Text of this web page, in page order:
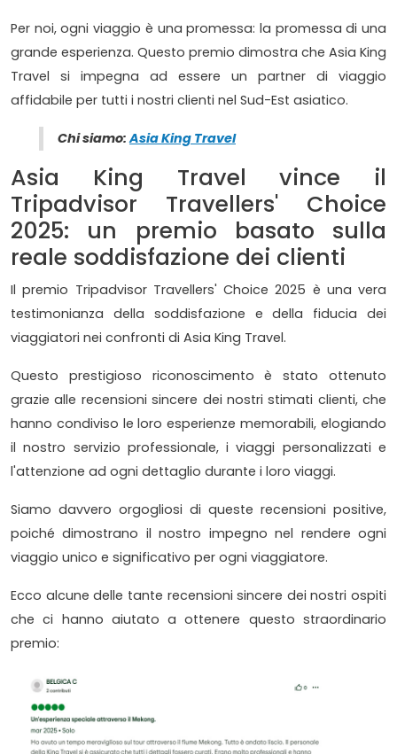
Per noi, ogni viaggio è una promessa: la promessa di una
grande esperienza. Questo premio dimostra che Asia King
Travel si impegna ad essere un partner di viaggio
affidabile per tutti i nostri clienti nel Sud-Est asiatico.
Chi siamo:Asia King Travel
Asia King Travel vince il
Tripadvisor Travellers' Choice
2025: un premio basato sulla
reale soddisfazione dei clienti
Il premio Tripadvisor Travellers' Choice 2025 è una vera
testimonianza della soddisfazione e della fiducia dei
viaggiatori nei confronti di Asia King Travel.
Questo prestigioso riconoscimento è stato ottenuto
grazie alle recensioni sincere dei nostri stimati clienti, che
hanno condiviso le loro esperienze memorabili, elogiando
il nostro servizio professionale, i viaggi personalizzati e
l'attenzione ad ogni dettaglio durante i loro viaggi.
Siamo davvero orgogliosi di queste recensioni positive,
poiché dimostrano il nostro impegno nel rendere ogni
viaggio unico e significativo per ogni viaggiatore.
Ecco alcune delle tante recensioni sincere dei nostri ospiti
che ci hanno aiutato a ottenere questo straordinario
premio: